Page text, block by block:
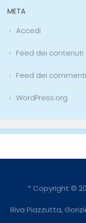
META
Accedi
Feed dei contenuti
Feed dei commenti
WordPress.org
* Copyright ©
Riva Piazzutta,